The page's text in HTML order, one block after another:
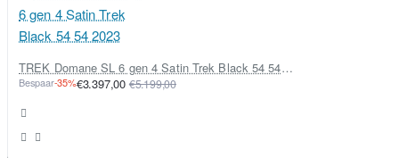
TREK Domane SL 6 gen 4 Satin Trek Black 54 54 2023
Bespaar-35%€3.397,00 €5.199,00